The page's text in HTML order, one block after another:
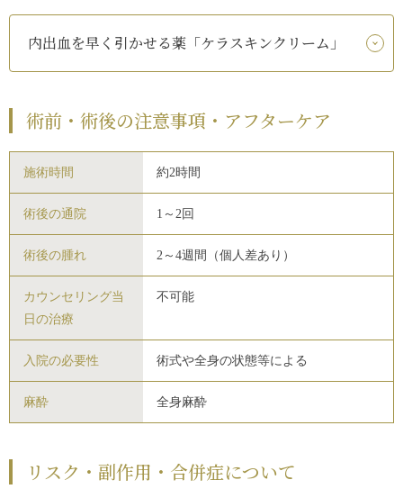
内出血を早く引かせる薬「ケラスキンクリーム」
術前・術後の注意事項・アフターケア
施術時間 約2時間
術後の通院 1～2回
術後の腫れ 2～4週間（個人差あり）
カウンセリング当
日の治療
不可能
入院の必要性 術式や全身の状態等による
麻酔 全身麻酔
リスク・副作用・合併症について